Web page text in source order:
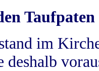
Taufpaten
im